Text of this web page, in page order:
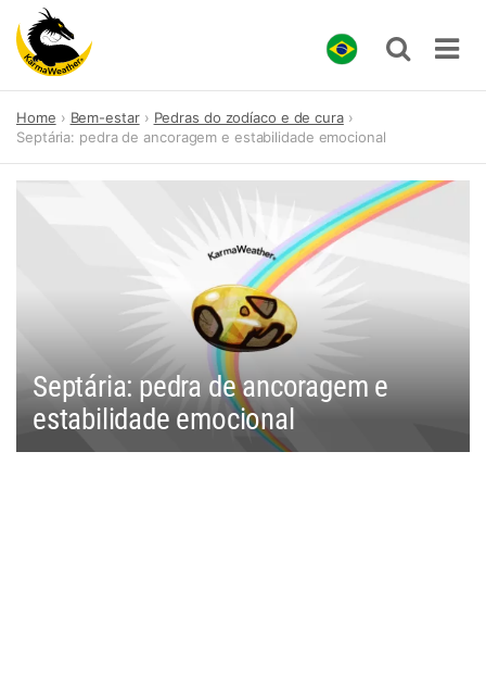
content
Home Bem-estar
Pedras do zodíaco e de cura
Septária: pedra de ancoragem e estabilidade emocional
Septária: pedra de ancoragem e
estabilidade emocional